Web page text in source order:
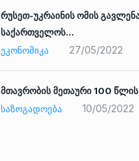
რუსეთ-უკრაინის ომის
საქართველოს…
ᲔᲙᲝᲜᲝᲛᲘᲙᲐ
27/05/2022
მთავრობის მეთაური 100
ᲡᲐᲖᲝᲒᲐᲓᲝᲔᲑᲐ
10/05/2022